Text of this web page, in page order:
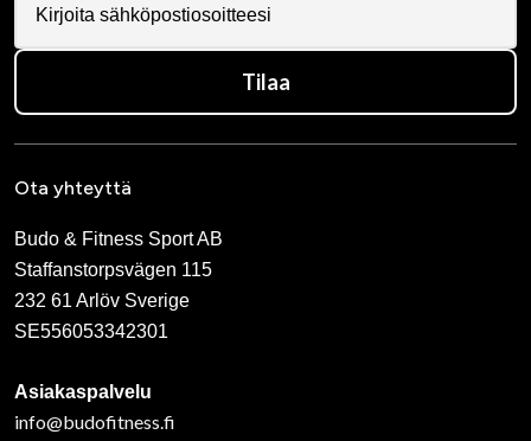
Tilaa
Ota yhteyttä
Budo & Fitness Sport AB
Staffanstorpsvägen 115
232 61 Arlöv Sverige
SE556053342301
Asiakaspalvelu
info@budofitness.fi